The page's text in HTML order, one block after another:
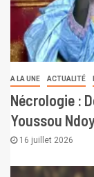
A LA UNE ACTUALITÉ
Nécrologie :
Youssou
16 juillet 2026